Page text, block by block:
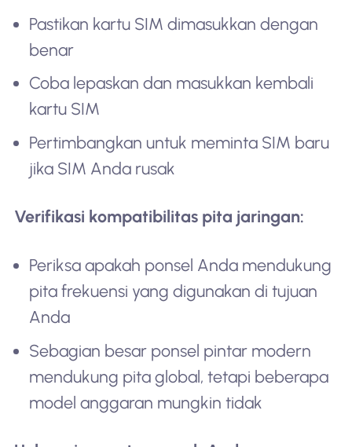
Pastikan kartu SIM dimasukkan dengan
benar
Coba lepaskan dan masukkan kembali
kartu SIM
Pertimbangkan untuk meminta SIM baru
jika SIM Anda rusak
Verifikasi kompatibilitas pita jaringan:
Periksa apakah ponsel Anda mendukung
pita frekuensi yang digunakan di tujuan
Anda
Sebagian besar ponsel pintar modern
mendukung pita global, tetapi beberapa
model anggaran mungkin tidak